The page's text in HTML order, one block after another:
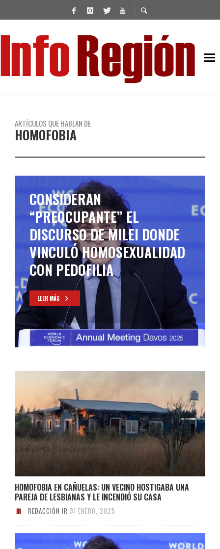
ARTÍCULOS QUE HABLAN DE
HOMOFOBIA
CONSIDERAN
“PREOCUPANTE” EL
DISCURSO DE MILEI DONDE
VINCULÓ HOMOSEXUALIDAD
CON PEDOFILIA
LEER MÁS
HOMOFOBIA EN CAÑUELAS: UN VECINO HOSTIGABA UNA
PAREJA DE LESBIANAS Y LE INCENDIÓ SU CASA
REDACCIÓN IR 31 ENERO, 2025